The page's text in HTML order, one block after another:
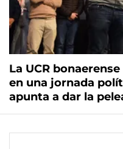
La UCR
en una jornada
apunta a dar la